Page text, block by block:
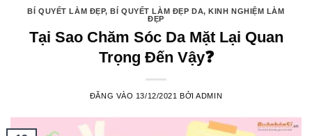
BÍ QUYẾT LÀM ĐẸP,BÍ QUYẾT LÀM ĐẸP DA,KINH NGHIỆM LÀM
ĐẸP
Tại Sao Chăm Sóc Da Mặt Lại Quan
Trọng Đến Vậy❓
ĐĂNG VÀO 13/12/2021 BỞIADMIN